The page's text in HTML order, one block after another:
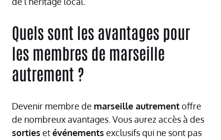
Quels sont les avantages pour
les membres de marseille
autrement ?
Devenir membre de marseille autrementoffre
de nombreux avantages. Vous aurez accès à des
sorties etévénements exclusifs qui ne sont pas